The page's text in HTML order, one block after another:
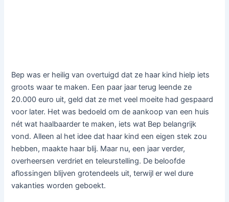
Bep was er heilig van overtuigd dat ze haar kind hielp iets
groots waar te maken. Een paar jaar terug leende ze
20.000 euro uit, geld dat ze met veel moeite had gespaard
voor later. Het was bedoeld om de aankoop van een huis
nét wat haalbaarder te maken, iets wat Bep belangrijk
vond. Alleen al het idee dat haar kind een eigen stek zou
hebben, maakte haar blij. Maar nu, een jaar verder,
overheersen verdriet en teleurstelling. De beloofde
aflossingen blijven grotendeels uit, terwijl er wel dure
vakanties worden geboekt.